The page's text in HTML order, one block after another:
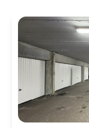
SYNDIC
ESPACE
PARRAINAGE
CONTACT